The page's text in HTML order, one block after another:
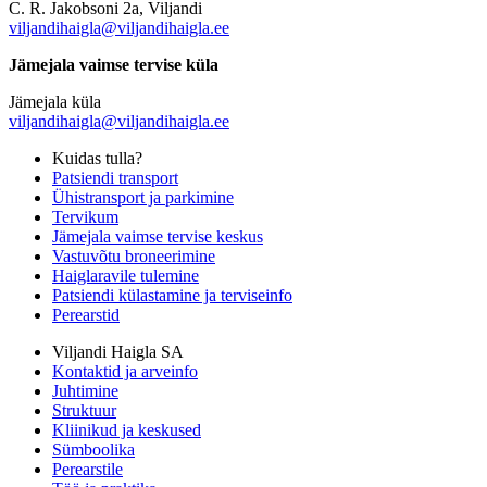
C. R. Jakobsoni 2a, Viljandi
viljandihaigla@viljandihaigla.ee
Jämejala vaimse tervise küla
Jämejala küla
viljandihaigla@viljandihaigla.ee
Kuidas tulla?
Patsiendi transport
Ühistransport ja parkimine
Tervikum
Jämejala vaimse tervise keskus
Vastuvõtu broneerimine
Haiglaravile tulemine
Patsiendi külastamine ja terviseinfo
Perearstid
Viljandi Haigla SA
Kontaktid ja arveinfo
Juhtimine
Struktuur
Kliinikud ja keskused
Sümboolika
Perearstile